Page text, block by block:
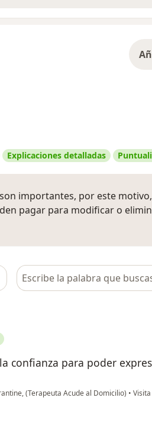
Explicaciones detalladas
importantes, por este
pagar para modificar o
Busca en opiniones
confianza para poder
(Terapeuta Acude al Domicilio) •